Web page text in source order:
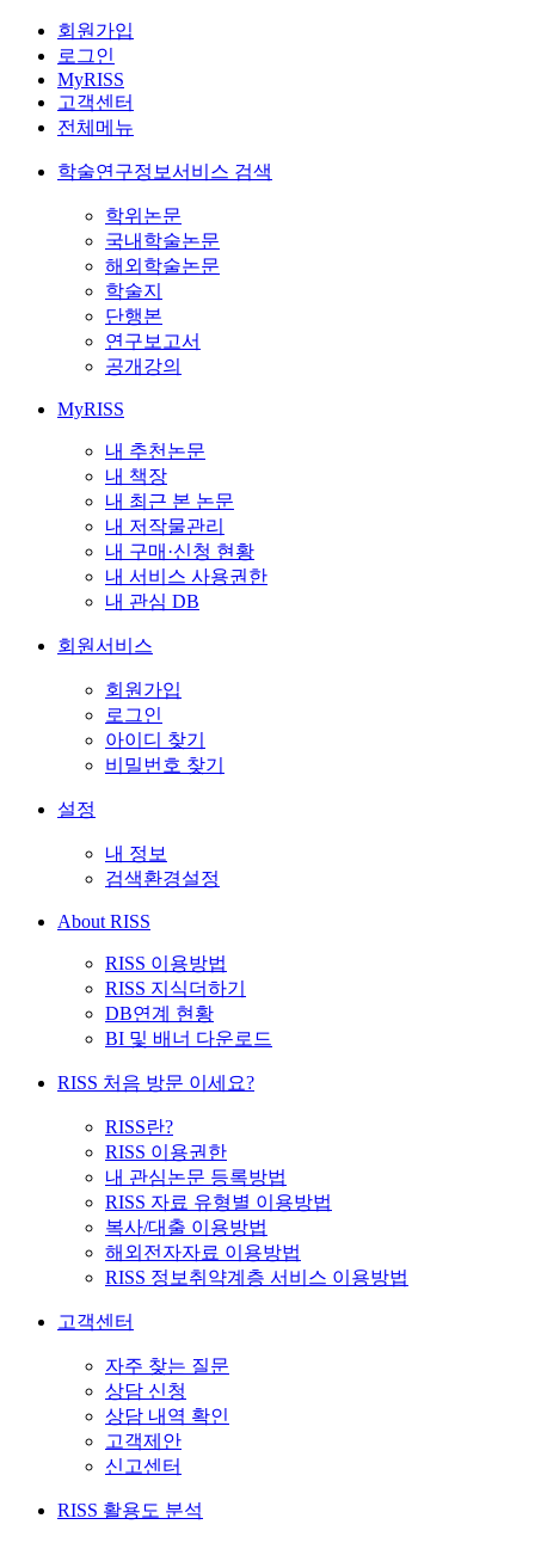
회원가입
로그인
MyRISS
고객센터
전체메뉴
학술연구정보서비스 검색
학위논문
국내학술논문
해외학술논문
학술지
단행본
연구보고서
공개강의
MyRISS
내 추천논문
내 책장
내 최근 본 논문
내 저작물관리
내 구매·신청 현황
내 서비스 사용권한
내 관심 DB
회원서비스
회원가입
로그인
아이디 찾기
비밀번호 찾기
설정
내 정보
검색환경설정
About RISS
RISS 이용방법
RISS 지식더하기
DB연계 현황
BI 및 배너 다운로드
RISS 처음 방문 이세요?
RISS란?
RISS 이용권한
내 관심논문 등록방법
RISS 자료 유형별 이용방법
복사/대출 이용방법
해외전자자료 이용방법
RISS 정보취약계층 서비스 이용방법
고객센터
자주 찾는 질문
상담 신청
상담 내역 확인
고객제안
신고센터
RISS 활용도 분석